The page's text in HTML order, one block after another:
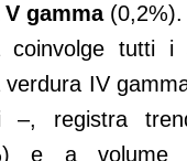
gamma(0,2%).
coinvolge tutti i
IV
–, registra
e a volume